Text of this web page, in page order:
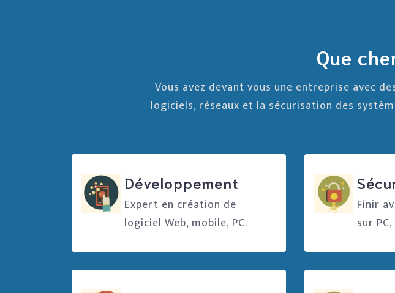
Que
Vous avez devant vous une entreprise avec
logiciels, réseaux et la sécurisation des
Développement
Expert en création de
logiciel Web, mobile, PC.
Finir
sur